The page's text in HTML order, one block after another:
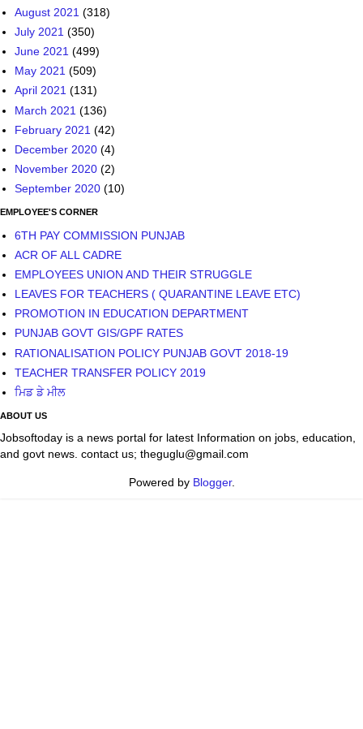
August 2021 (318)
July 2021 (350)
June 2021 (499)
May 2021 (509)
April 2021 (131)
March 2021 (136)
February 2021 (42)
December 2020 (4)
November 2020 (2)
September 2020 (10)
EMPLOYEE'S CORNER
6TH PAY COMMISSION PUNJAB
ACR OF ALL CADRE
EMPLOYEES UNION AND THEIR STRUGGLE
LEAVES FOR TEACHERS ( QUARANTINE LEAVE ETC)
PROMOTION IN EDUCATION DEPARTMENT
PUNJAB GOVT GIS/GPF RATES
RATIONALISATION POLICY PUNJAB GOVT 2018-19
TEACHER TRANSFER POLICY 2019
ਮਿਡ ਡੇ ਮੀਲ
ABOUT US
Jobsoftoday is a news portal for latest Information on jobs, education,
and govt news. contact us; theguglu@gmail.com
Powered by Blogger.